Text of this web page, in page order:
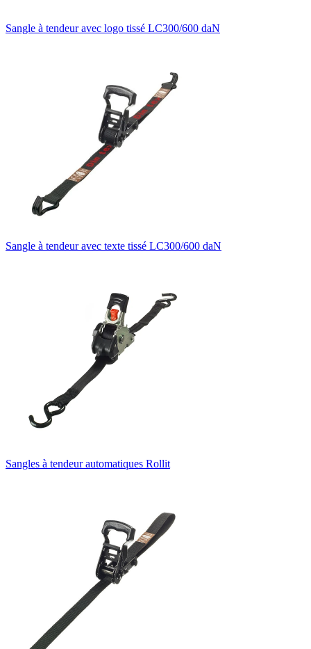
Sangle à tendeur avec logo tissé LC300/600 daN
Sangle à tendeur avec texte tissé LC300/600 daN
Sangles à tendeur automatiques Rollit